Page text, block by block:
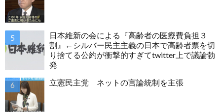
日本維新の会による『高齢者の医療費負担３
割』←シルバー民主主義の日本で高齢者票を切
り捨てる公約が衝撃的すぎてtwitter上で議論勃
発
立憲民主党 ネットの言論統制を主張